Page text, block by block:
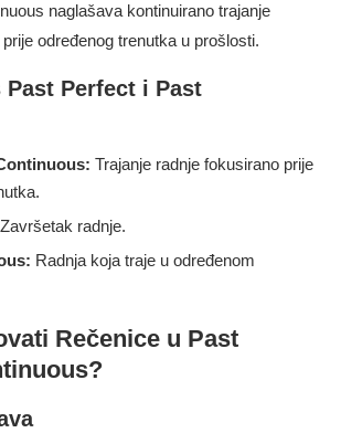
naglašava kontinuirano trajanje
određenog trenutka u prošlosti.
Past Perfect i Past
Trajanje radnje fokusirano prije
Završetak radnje.
Radnja koja traje u određenom
Rečenice u Past